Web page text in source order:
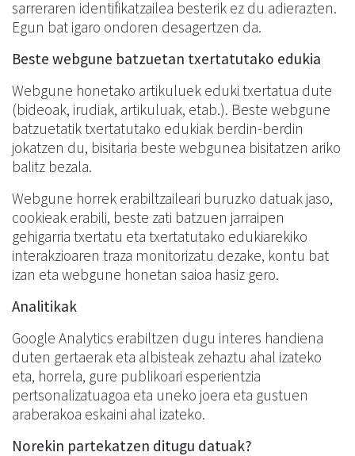
sarreraren identifikatzailea besterik ez du adierazten.
Egun bat igaro ondoren desagertzen da.
Beste webgune batzuetan txertatutako edukia
Webgune honetako artikuluek eduki txertatua dute
(bideoak, irudiak, artikuluak, etab.). Beste webgune
batzuetatik txertatutako edukiak berdin-berdin
jokatzen du, bisitaria beste webgunea bisitatzen ariko
balitz bezala.
Webgune horrek erabiltzaileari buruzko datuak jaso,
cookieak erabili, beste zati batzuen jarraipen
gehigarria txertatu eta txertatutako edukiarekiko
interakzioaren traza monitorizatu dezake, kontu bat
izan eta webgune honetan saioa hasiz gero.
Analitikak
Google Analytics erabiltzen dugu interes handiena
duten gertaerak eta albisteak zehaztu ahal izateko
eta, horrela, gure publikoari esperientzia
pertsonalizatuagoa eta uneko joera eta gustuen
araberakoa eskaini ahal izateko.
Norekin partekatzen ditugu datuak?